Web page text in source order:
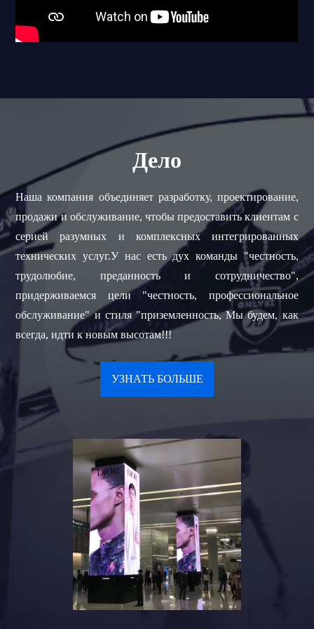
Дело
Наша компания объединяет разработку, проектирование,
продажи и обслуживание, чтобы предоставить клиентам с
серией разумных и комплексных интегрированных
технических услуг.У нас есть дух команды "честность,
трудолюбие, преданность и сотрудничество",
придерживаемся цели "честность, профессиональное
обслуживание" и стиля "приземленность, Мы будем, как
всегда, идти к новым высотам!!!
УЗНАТЬ БОЛЬШЕ